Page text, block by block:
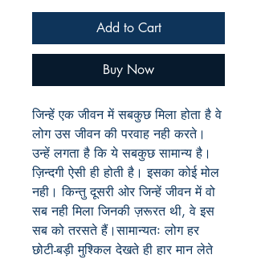
Add to Cart
Buy Now
जिन्हें एक जीवन में सबकुछ मिला होता है वे
लोग उस जीवन की परवाह नही करते।
उन्हें लगता है कि ये सबकुछ सामान्य है।
ज़िन्दगी ऐसी ही होती है। इसका कोई मोल
नही। किन्तु दूसरी ओर जिन्हें जीवन में वो
सब नही मिला जिनकी ज़रूरत थी, वे इस
सब को तरसते हैं।सामान्यतः लोग हर
छोटी-बड़ी मुश्किल देखते ही हार मान लेते